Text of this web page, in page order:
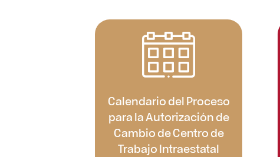
Calendario del Proceso
para la Autorización de
Cambio de Centro de
Trabajo Intraestatal